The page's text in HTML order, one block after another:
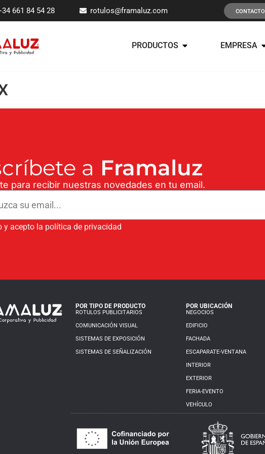
661 84 54 28 rotulos@framaluz.com CONTACTO
PRODUCTOS EMPRESA
a Framaluz
para recibir nuestras novedades en tu email.
y acepto la política de privacidad
POR TIPO DE PRODUCTO
ROTULOS PUBLICITARIOS
COMUNICACIÓN VISUAL
SISTEMAS DE EXPOSICIÓN
SISTEMAS DE SEÑALIZACIÓN
POR UBICACIÓN
NEGOCIOS
EDIFICIO
FACHADA
ESCAPARATE-VENTANA
INTERIOR
EXTERIOR
FERIA-EVENTO
VEHÍCULO